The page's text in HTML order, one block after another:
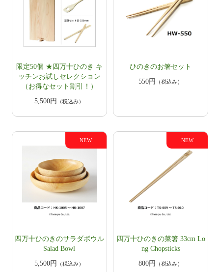
限定50個 ★四万十ひのき キ
ッチンお試しセレクション
（お得なセット割引！）
5,500円
（税込み）
ひのきのお箸セット
550円
（税込み）
四万十ひのきのサラダボウル
Salad Bowl
5,500円
（税込み）
四万十ひのきの菜箸 33cm Lo
ng Chopsticks
800円
（税込み）